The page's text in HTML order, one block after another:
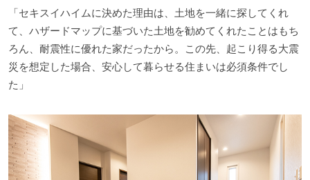
「セキスイハイムに決めた理由は、土地を一緒に探してくれ
て、ハザードマップに基づいた土地を勧めてくれたことはもち
ろん、耐震性に優れた家だったから。この先、起こり得る大震
災を想定した場合、安心して暮らせる住まいは必須条件でし
た」